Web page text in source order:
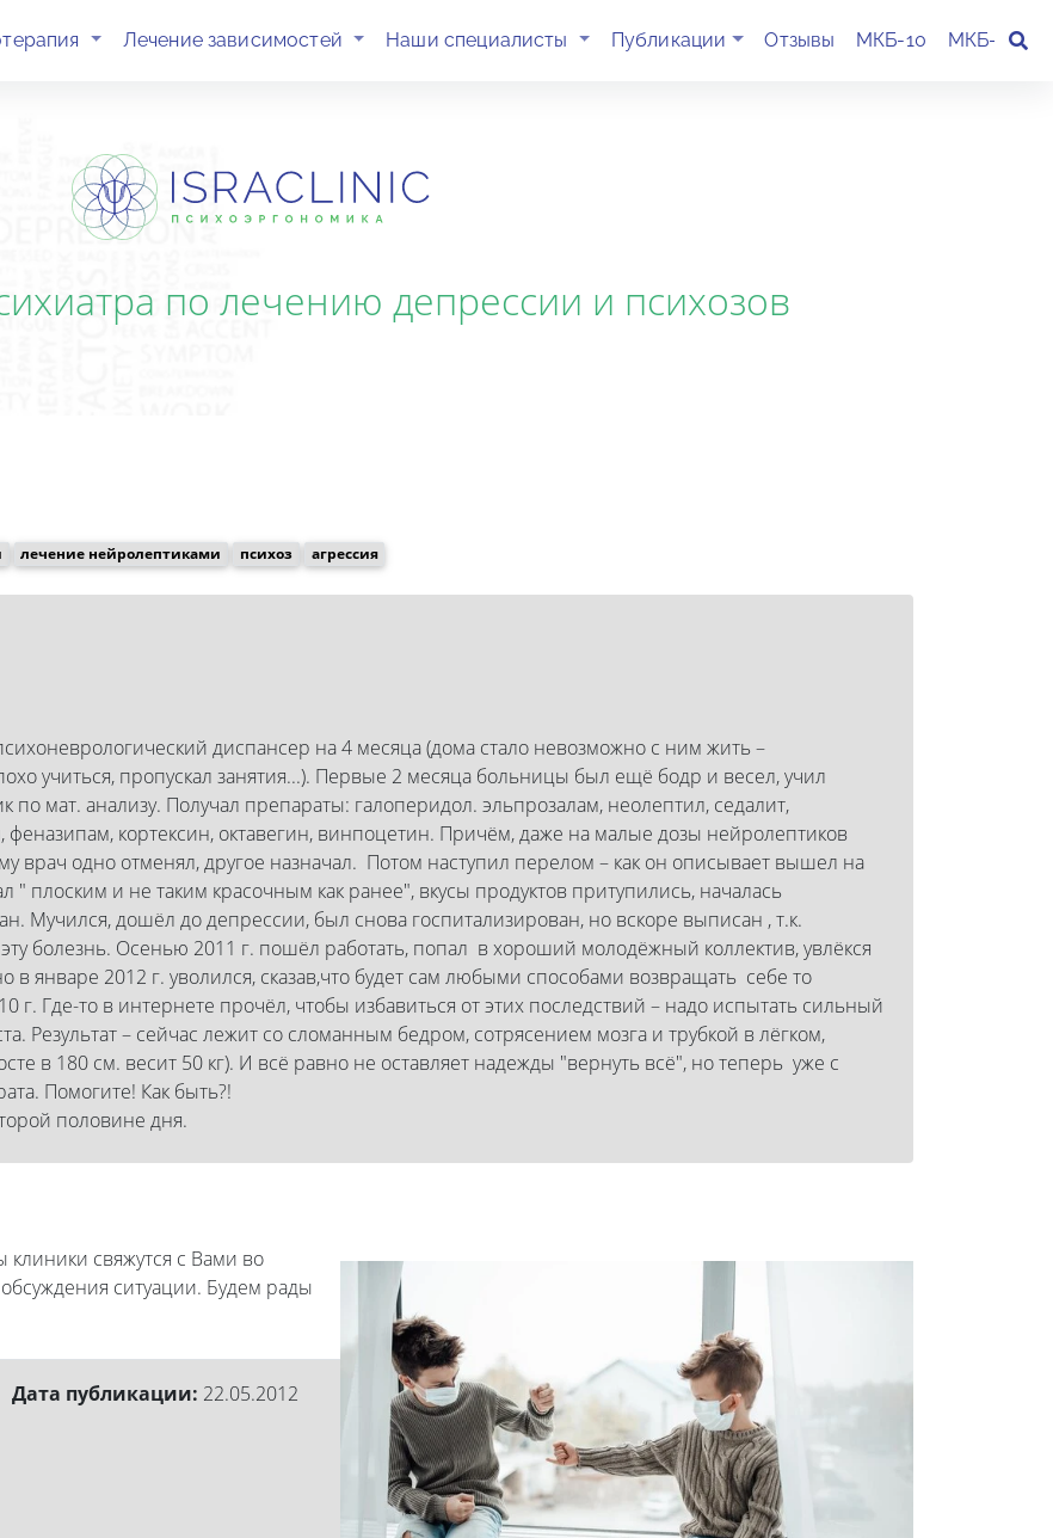
(current)Лечение зависимостей (current)Наши специалисты (current)Публикации Отзывы МКБ-10 МКБ-11
по лечению депрессии и психозов
лечение нейролептиками психоз агрессия
диспансер на 4 месяца (дома стало невозможно с ним жить –
учиться, пропускал занятия...). Первые 2 месяца больницы был ещё бодр и весел, учил
по мат. анализу. Получал препараты: галоперидол. эльпрозалам, неолептил, седалит,
феназипам, кортексин, октавегин, винпоцетин. Причём, даже на малые дозы нейролептиков
врач одно отменял, другое назначал. Потом наступил перелом – как он описывает вышел на
плоским и не таким красочным как ранее", вкусы продуктов притупились, началась
Мучился, дошёл до депрессии, был снова госпитализирован, но вскоре выписан , т.к.
болезнь. Осенью 2011 г. пошёл работать, попал в хороший молодёжный коллектив, увлёкся
в январе 2012 г. уволился, сказав,что будет сам любыми способами возвращать себе то
г. Где-то в интернете прочёл, чтобы избавиться от этих последствий – надо испытать сильный
Результат – сейчас лежит со сломанным бедром, сотрясением мозга и трубкой в лёгком,
в 180 см. весит 50 кг). И всё равно не оставляет надежды "вернуть всё", но теперь уже с
Помогите! Как быть?!
половине дня.
клиники свяжутся с Вами во
ситуации. Будем рады
Дата публикации: 22.05.2012